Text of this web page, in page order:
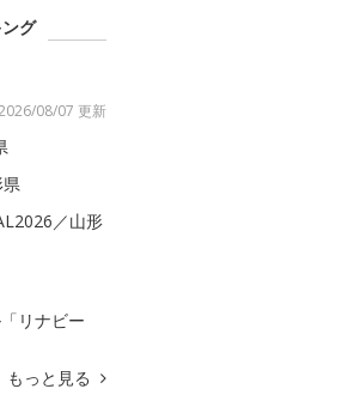
グ
08/07 更新
／山形
リナビー
もっと見る